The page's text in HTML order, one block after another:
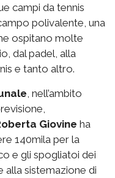
campi da tennis
polivalente, una
ospitano molte
dal padel, alla
e tanto altro.
, nell’ambito
Giovine ha
140mila per la
e gli spogliatoi dei
alla sistemazione di